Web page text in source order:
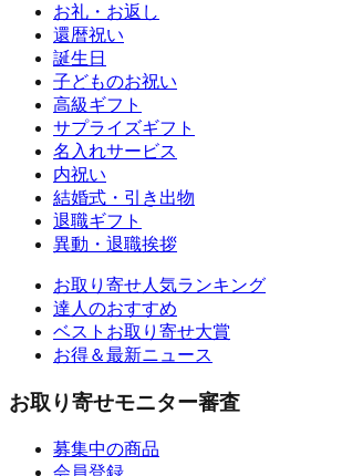
お礼・お返し
還暦祝い
誕生日
子どものお祝い
高級ギフト
サプライズギフト
名入れサービス
内祝い
結婚式・引き出物
退職ギフト
異動・退職挨拶
お取り寄せ人気ランキング
達人のおすすめ
ベストお取り寄せ大賞
お得＆最新ニュース
お取り寄せモニター審査
募集中の商品
会員登録